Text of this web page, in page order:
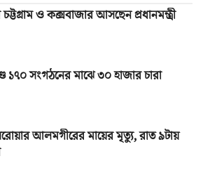
ও কক্সবাজার আসছেন প্রধানমন্ত্রী
১৭০ সংগঠনের মাঝে ৩০ হাজার চারা
আলমগীরের মায়ের মৃত্যু, রাত ৯টায়